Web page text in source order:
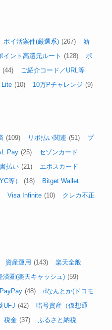
ポイ活案件(厳選系) (267)
新
イント高還元ルート (128)
ポ
(44)
ご紹介コード／URL等
Lite (10) 10万Pチャレンジ (9)
(109) リボ払い関連 (51)
プ
Pay (25)
セゾンカード
払い (21)
エポスカード
等） (18)
Bitget Wallet
Visa Infinite (10)
クレカ不正
資産運用 (143)
楽天全般
済圏(楽天キャッシュ) (59)
PayPay (48)
dなんとか(ドコモ
UFJ (42)
暗号資産（仮想通
税金 (37)
ふるさと納税